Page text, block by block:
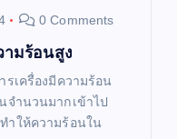
0 Comments
ามร้อนสูง
รเครื่องมีความร้อน
จำนวนมากเข้าไป
ำให้ความร้อนใน